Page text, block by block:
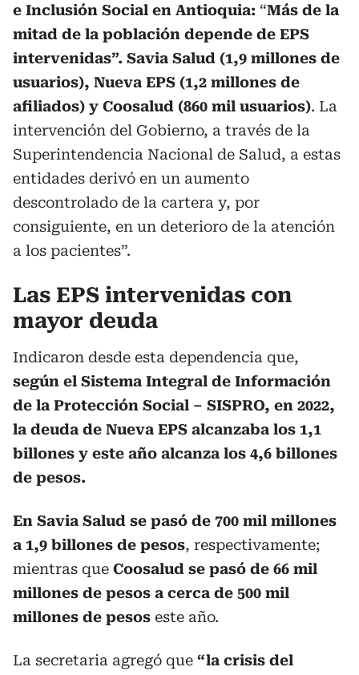
e Inclusión Social en Antioquia: “Más de la
mitad de la población depende de EPS
intervenidas”. Savia Salud (1,9 millones de
usuarios), Nueva EPS (1,2 millones de
afiliados) y Coosalud (860 mil usuarios). La
intervención del Gobierno, a través de la
Superintendencia Nacional de Salud, a estas
entidades derivó en un aumento
descontrolado de la cartera y, por
consiguiente, en un deterioro de la atención
a los pacientes”.
Las EPS intervenidas con
mayor deuda
Indicaron desde esta dependencia que,
según el Sistema Integral de Información
de la Protección Social – SISPRO, en 2022,
la deuda de Nueva EPS alcanzaba los 1,1
billones y este año alcanza los 4,6 billones
de pesos.
En Savia Salud se pasó de 700 mil millones
a 1,9 billones de pesos, respectivamente;
mientras que Coosalud se pasó de 66 mil
millones de pesos a cerca de 500 mil
millones de pesos este año.
La secretaria agregó que “la crisis del